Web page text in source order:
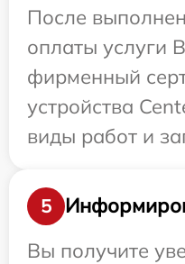
После
оплаты услуги
фирменный
устройства
виды работ и
5
Вы получите